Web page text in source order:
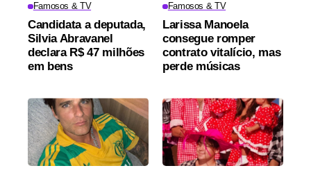
Famosos & TV
Candidata a deputada,
Silvia Abravanel
declara R$ 47 milhões
em bens
Famosos & TV
Larissa Manoela
consegue romper
contrato vitalício, mas
perde músicas